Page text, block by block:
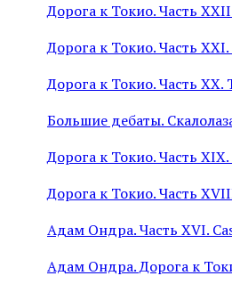
Дорога к Токио. Часть
Дорога к Токио. Часть XXI.
Дорога к Токио. Часть
Большие дебаты.
Дорога к Токио. Часть
Дорога к Токио. Часть
Адам Ондра. Часть XVI.
Адам Ондра. Дорога к